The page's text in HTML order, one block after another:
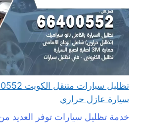
سيارة عازل حراري
خدمة تظليل سيارات توفر العديد